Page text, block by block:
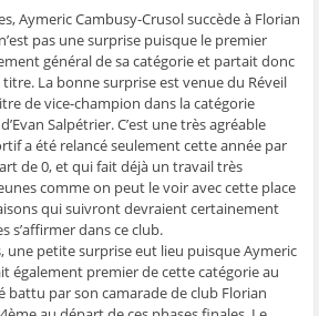
ê
t
r
e
)
n
ê
t
r
e
)
r
e
)
e
f
e
n
ê
t
r
e
)
Aymeric Cambusy-Crusol succède à Florian
pas une surprise puisque le premier
général de sa catégorie et partait donc
La bonne surprise est venue du Réveil
de vice-champion dans la catégorie
Salpétrier. C’est une très agréable
a été relancé seulement cette année par
de 0, et qui fait déjà un travail très
comme on peut le voir avec cette place
qui suivront devraient certainement
s’affirmer dans ce club.
une petite surprise eut lieu puisque Aymeric
également premier de cette catégorie au
battu par son camarade de club Florian